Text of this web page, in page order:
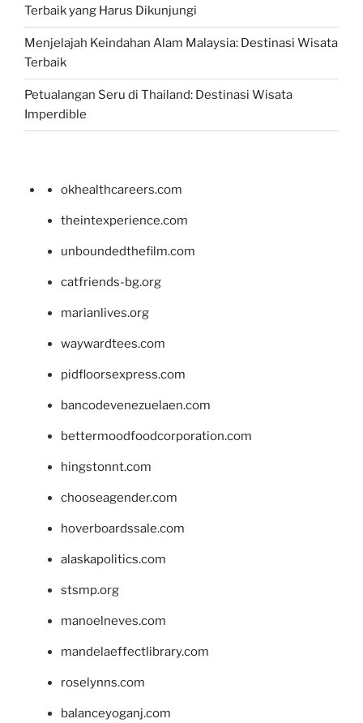
Terbaik yang Harus Dikunjungi
Menjelajah Keindahan Alam Malaysia: Destinasi Wisata
Terbaik
Petualangan Seru di Thailand: Destinasi Wisata
Imperdible
okhealthcareers.com
theintexperience.com
unboundedthefilm.com
catfriends-bg.org
marianlives.org
waywardtees.com
pidfloorsexpress.com
bancodevenezuelaen.com
bettermoodfoodcorporation.com
hingstonnt.com
chooseagender.com
hoverboardssale.com
alaskapolitics.com
stsmp.org
manoelneves.com
mandelaeffectlibrary.com
roselynns.com
balanceyoganj.com